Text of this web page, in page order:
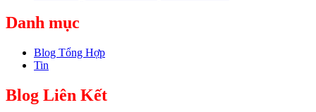
Danh mục
Blog Tổng Hợp
Tin
Blog Liên Kết